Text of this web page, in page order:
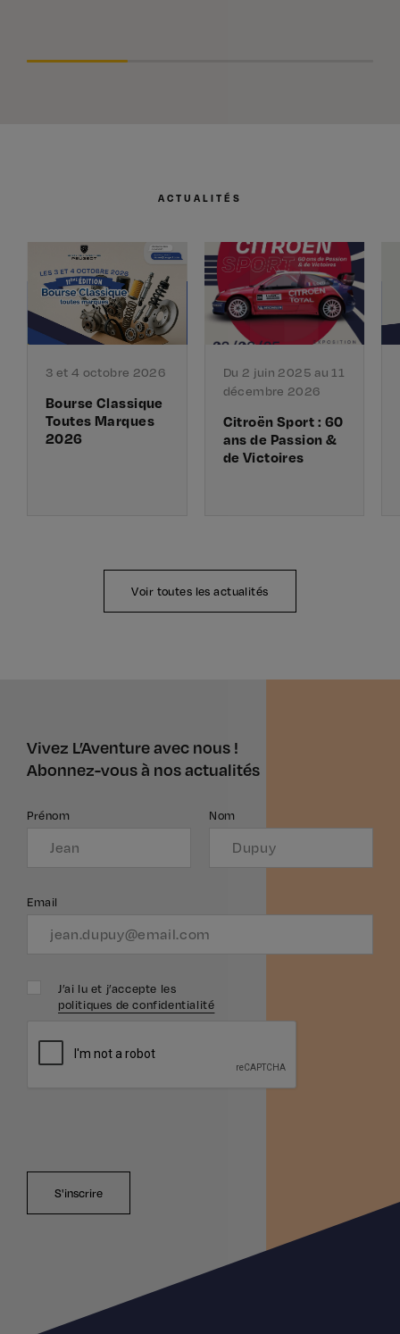
ACTUALITÉS
3 et 4 octobre 2026
Bourse Classique
Toutes Marques
2026
Du 2 juin 2025 au 11
décembre 2026
Citroën Sport : 60
ans de Passion &
de Victoires
Voir toutes les actualités
Vivez L’Aventure avec nous !
Abonnez-vous à nos actualités
Prénom Nom
Email
J’ai lu et j’accepte les
politiques de confidentialité
S'inscrire